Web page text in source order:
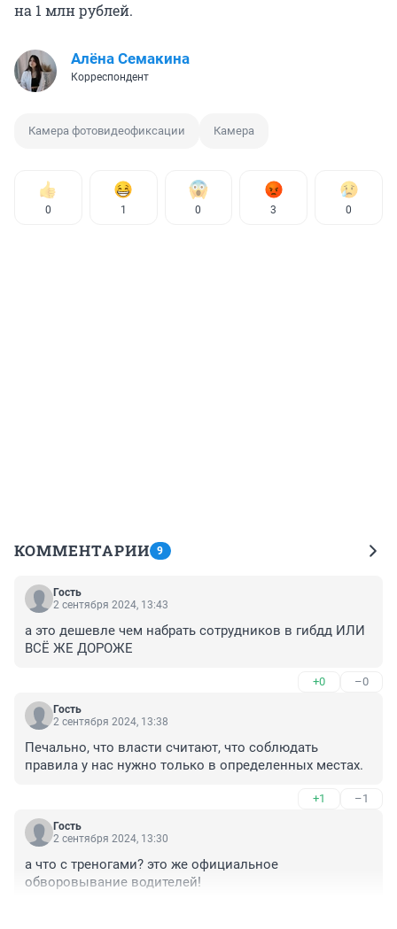
на 1 млн рублей.
Алёна Семакина
Корреспондент
Камера фотовидеофиксации Камера
0 1 0 3 0
КОММЕНТАРИИ 9
Гость
2 сентября 2024, 13:43
а это дешевле чем набрать сотрудников в гибдд ИЛИ
ВСЁ ЖЕ ДОРОЖЕ
+0 –0
Гость
2 сентября 2024, 13:38
Печально, что власти считают, что соблюдать
правила у нас нужно только в определенных местах.
+1 –1
Гость
2 сентября 2024, 13:30
а что с треногами? это же официальное
обворовывание водителей!